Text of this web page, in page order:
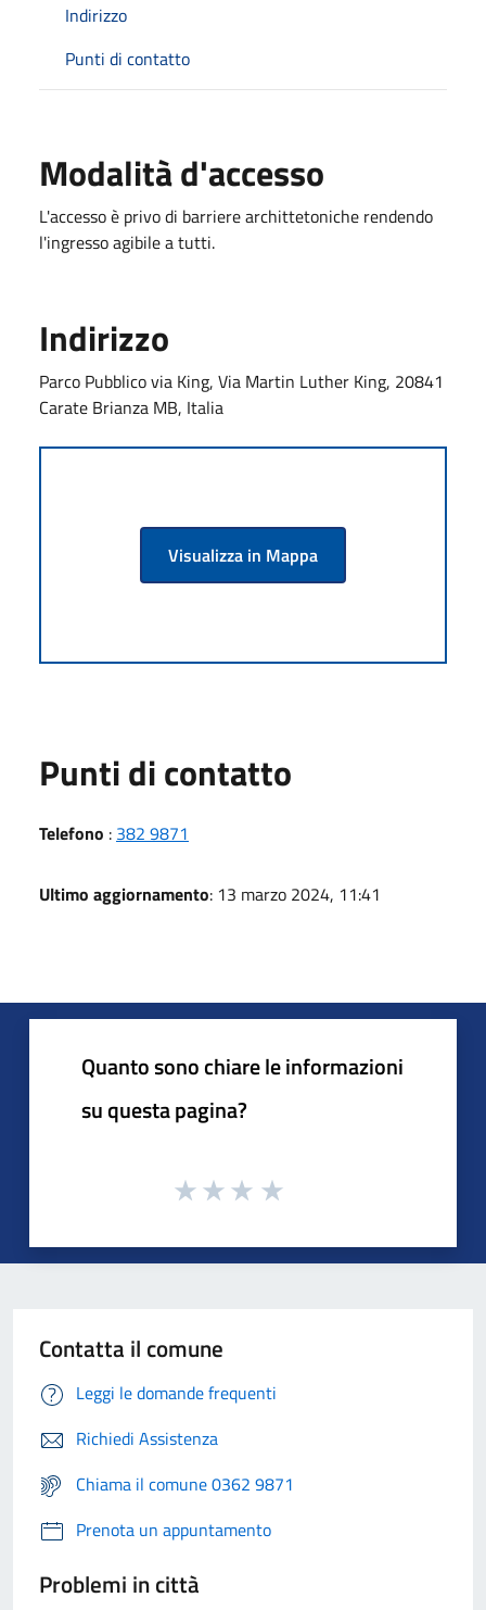
Indirizzo
Punti di contatto
Modalità d'accesso
L'accesso è privo di barriere archittetoniche rendendo
l'ingresso agibile a tutti.
Indirizzo
Parco Pubblico via King, Via Martin Luther King, 20841
Carate Brianza MB, Italia
Visualizza in Mappa
Punti di contatto
Telefono : 382 9871
Ultimo aggiornamento: 13 marzo 2024, 11:41
Quanto sono chiare le informazioni
su questa pagina?
Contatta il comune
Leggi le domande frequenti
Richiedi Assistenza
Chiama il comune 0362 9871
Prenota un appuntamento
Problemi in città